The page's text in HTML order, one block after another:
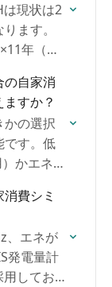
は現状は2
ます。
年（合
加重平均
の単価×
なく試算
の自家消
すか？
かの選択
です。低
かエネが
費シミ
、エネが
発電量計
してお